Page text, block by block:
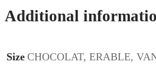
Additional
Size CHOCOLAT, ERABLE,